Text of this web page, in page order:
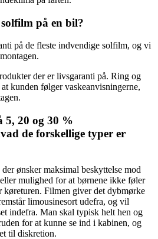
på en bil?
på de fleste indvendige solfilm, og vi
der er livsgaranti på. Ring og
kunden følger vaskeanvisningerne,
5, 20 og 30 %
de forskellige typer er
ønsker maksimal beskyttelse mod
mulighed for at børnene ikke føler
køreturen. Filmen giver det dybmørke
limousinesort udefra, og vil
indefra. Man skal typisk helt hen og
for at kunne se ind i kabinen, og
til diskretion.